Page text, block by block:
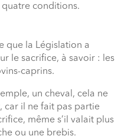
conditions.
que la Législation a
le sacrifice, à savoir : les
caprins.
un cheval, cela ne
car il ne fait pas partie
même s’il valait plus
ou une brebis.